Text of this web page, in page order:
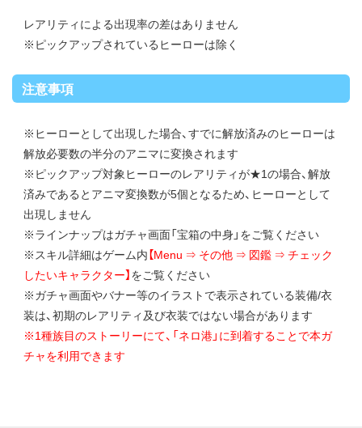
レアリティによる出現率の差はありません
※ピックアップされているヒーローは除く
注意事項
※ヒーローとして出現した場合、すでに解放済みのヒーローは
解放必要数の半分のアニマに変換されます
※ピックアップ対象ヒーローのレアリティが★1の場合、解放
済みであるとアニマ変換数が5個となるため、ヒーローとして
出現しません
※ラインナップはガチャ画面「宝箱の中身」をご覧ください
※スキル詳細はゲーム内【Menu ⇒ その他 ⇒ 図鑑 ⇒ チェック
したいキャラクター】をご覧ください
※ガチャ画面やバナー等のイラストで表示されている装備/衣
装は、初期のレアリティ及び衣装ではない場合があります
※1種族目のストーリーにて、「ネロ港」に到着することで本ガ
チャを利用できます